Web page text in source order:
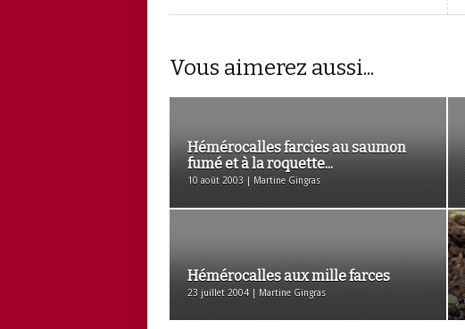
Vous aimerez aussi...
Hémérocalles farcies au saumon
fumé et à la roquette...
10 août 2003 | Martine Gingras
Hémérocalles aux mille farces
23 juillet 2004 | Martine Gingras